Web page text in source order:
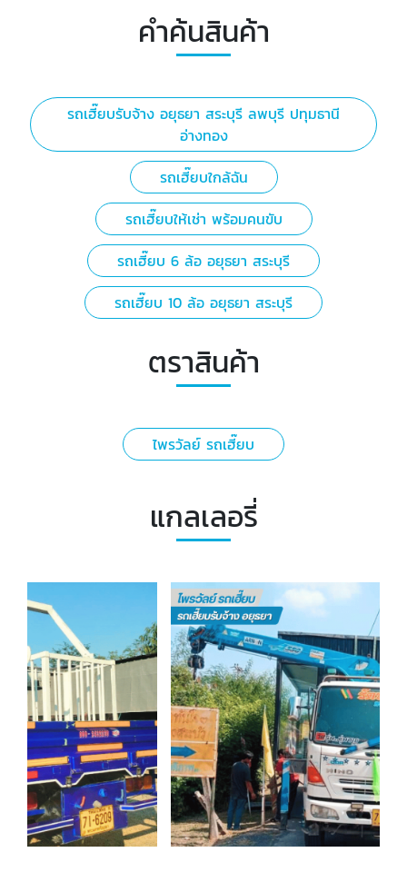
คำค้นสินค้า
รถเฮี๊ยบรับจ้าง อยุธยา สระบุรี ลพบุรี ปทุมธานี
อ่างทอง
รถเฮี๊ยบใกล้ฉัน
รถเฮี๊ยบให้เช่า พร้อมคนขับ
รถเฮี๊ยบ 6 ล้อ อยุธยา สระบุรี
รถเฮี๊ยบ 10 ล้อ อยุธยา สระบุรี
ตราสินค้า
ไพรวัลย์ รถเฮี๊ยบ
แกลเลอรี่